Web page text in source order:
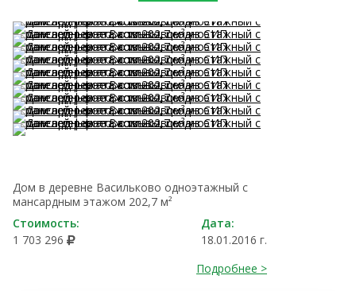
Дом в деревне Васильково одноэтажный с
мансардным этажом 202,7 м²
Стоимость:
1 703 296
Дата:
18.01.2016 г.
Подробнее >